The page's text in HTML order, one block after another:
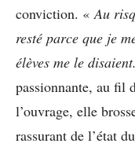
conviction. « Au
resté parce que je
élèves me le
passionnante, au fil
l’ouvrage, elle
rassurant de l’état